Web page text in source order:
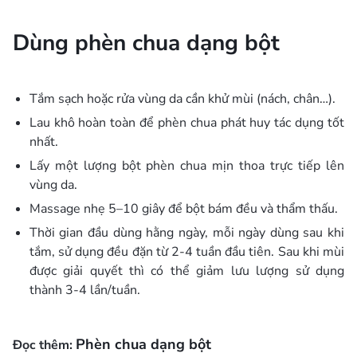
Dùng phèn chua dạng bột
Tắm sạch hoặc rửa vùng da cần khử mùi (nách, chân…).
Lau khô hoàn toàn để phèn chua phát huy tác dụng tốt
nhất.
Lấy một lượng bột phèn chua mịn thoa trực tiếp lên
vùng da.
Massage nhẹ 5–10 giây để bột bám đều và thẩm thấu.
Thời gian đầu dùng hằng ngày, mỗi ngày dùng sau khi
tắm, sử dụng đều đặn từ 2-4 tuần đầu tiên. Sau khi mùi
được giải quyết thì có thể giảm lưu lượng sử dụng
thành 3-4 lần/tuần.
Đọc thêm: Phèn chua dạng bột